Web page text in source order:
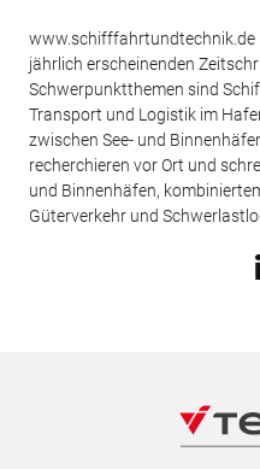
www.schifffahrtundtechnik.de
jährlich erscheinenden
Schwerpunktthemen sind
Transport und Logistik im
zwischen See- und
recherchieren vor Ort und
und Binnenhäfen,
Güterverkehr und